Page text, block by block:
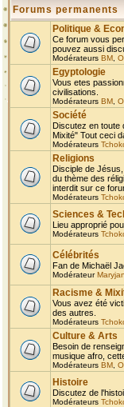
Forums permanents
Politique &
Ce forum vous
pouvez aussi
Modérateurs BM
Egyptologie
Vous etes
civilisations.
Modérateurs BM
Société
Discutez en toute
Mixité" Tout ceci
Modérateurs
Religions
Disciple de
du thème des
interdit sur ce
Modérateurs
Sciences &
Lieu approprié
Modérateurs
Célébrités
Fan de Michaël
Modérateur
Racisme &
Vous avez été
des autres.
Modérateurs
Culture & Arts
Besoin de
musique afro,
Modérateurs BM
Histoire
Discutez de
Modérateurs